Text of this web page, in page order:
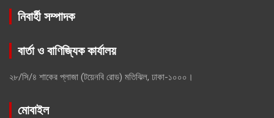
নিবার্হী সম্পাদক
বার্তা ও বাণিজ্যিক কার্যালয়
২৮/সি/৪ শাকের প্লাজা (টয়েনবি রোড) মতিঝিল, ঢাকা-১০০০।
মোবাইল